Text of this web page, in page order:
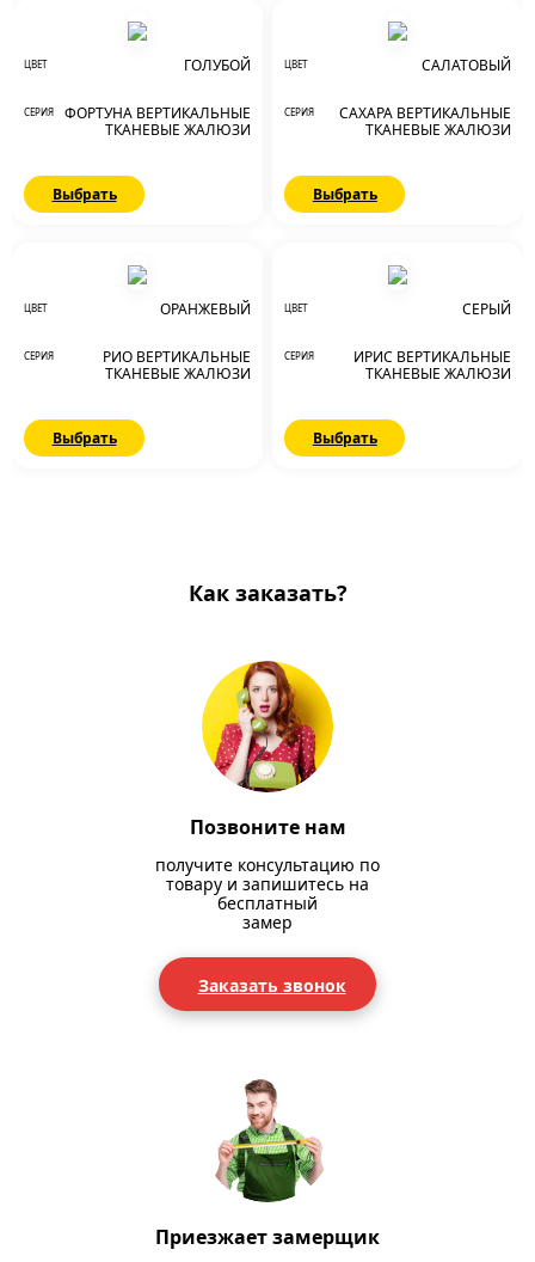
ЦВЕТ ГОЛУБОЙ
СЕРИЯ
ФОРТУНА ВЕРТИКАЛЬНЫЕ
ТКАНЕВЫЕ ЖАЛЮЗИ
Выбрать
ЦВЕТ САЛАТОВЫЙ
СЕРИЯ
САХАРА ВЕРТИКАЛЬНЫЕ
ТКАНЕВЫЕ ЖАЛЮЗИ
Выбрать
ЦВЕТ ОРАНЖЕВЫЙ
СЕРИЯ
РИО ВЕРТИКАЛЬНЫЕ
ТКАНЕВЫЕ ЖАЛЮЗИ
Выбрать
ЦВЕТ СЕРЫЙ
СЕРИЯ
ИРИС ВЕРТИКАЛЬНЫЕ
ТКАНЕВЫЕ ЖАЛЮЗИ
Выбрать
Как заказать?
Позвоните нам
получите консультацию по
товару и запишитесь на
бесплатный
замер
Заказать звонок
Приезжает замерщик